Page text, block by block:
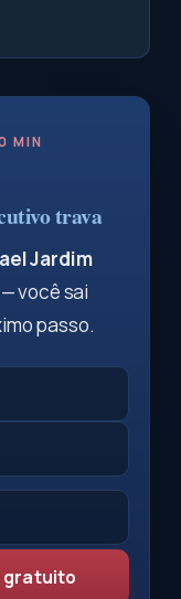
MIN
trava
Jardim
você sai
passo.
gratuito